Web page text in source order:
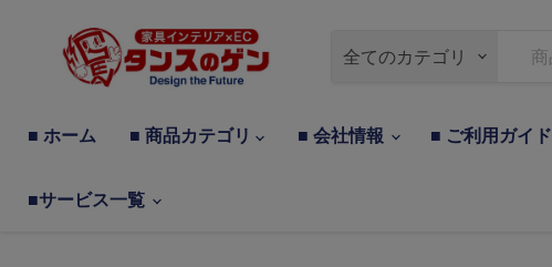
全てのカテゴリ
■ ホーム ■ 商品カテゴリ ■ 会社情報 ■ ご利用ガイド
■サービス一覧